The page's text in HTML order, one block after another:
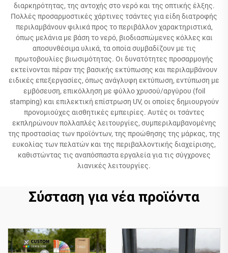
διαρκηρότητας, της αντοχής στο νερό και της οπτικής έλξης.
Πολλές προσαρμοστικές χάρτινες τσάντες για είδη διατροφής
περιλαμβάνουν φιλικά προς το περιβάλλον χαρακτηριστικά,
όπως μελάνια με βάση το νερό, βιοδιασπώμενες κόλλες και
αποσυνθέσιμα υλικά, τα οποία συμβαδίζουν με τις
πρωτοβουλίες βιωσιμότητας. Οι δυνατότητες προσαρμογής
εκτείνονται πέραν της βασικής εκτύπωσης και περιλαμβάνουν
ειδικές επεξεργασίες, όπως ανάγλυφη εκτύπωση, εντύπωση με
εμβόσευση, επικόλληση με φύλλο χρυσού/αργύρου (foil
stamping) και επιλεκτική επίστρωση UV, οι οποίες δημιουργούν
προνομιούχες αισθητικές εμπειρίες. Αυτές οι τσάντες
εκπληρώνουν πολλαπλές λειτουργίες, συμπεριλαμβανομένης
της προστασίας των προϊόντων, της προώθησης της μάρκας, της
ευκολίας των πελατών και της περιβαλλοντικής διαχείρισης,
καθιστώντας τις αναπόσπαστα εργαλεία για τις σύγχρονες
λιανικές λειτουργίες.
Σύσταση για νέα προϊόντα